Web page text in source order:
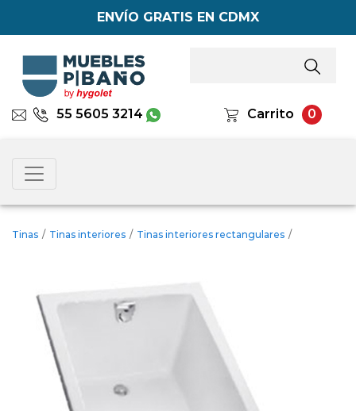
ENVÍO GRATIS EN CDMX
55 5605 3214 Carrito 0
Tinas / Tinas interiores / Tinas interiores rectangulares /